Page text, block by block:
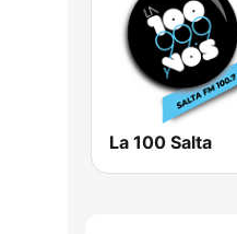
La 100 Salta